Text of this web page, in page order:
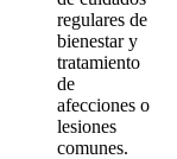
regulares de
bienestar y
tratamiento
de
afecciones o
lesiones
comunes.